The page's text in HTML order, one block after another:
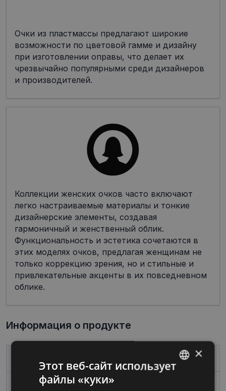
Очки из пластмассы предлагают широкие
возможности по цветовой гамме и дизайну
при изготовлении оправы, что делает их
чрезвычайно популярными среди дизайнеров
и производителей.
Коллекции женских очков часто включают
легко настраиваемые материалы и тонкие
дизайнерские элементы, создавая
гармоничный и женственный облик.
Функциональность и эстетика сочетаются в
этих моделях очков, предлагая женщинам не
только коррекцию зрения, но и стильные и
привлекательные акценты в их повседневном
облике.
Информация о продукте
CHRISTIAN LACROIX
Размер
×
Этот веб-сайт использует
файлы «куки»